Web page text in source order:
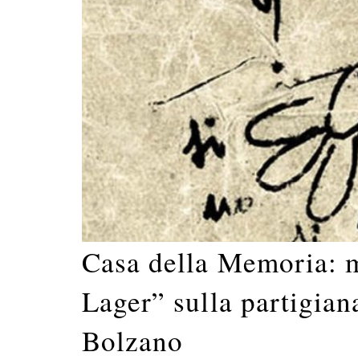
Casa della Memoria:
Lager” sulla
Bolzano